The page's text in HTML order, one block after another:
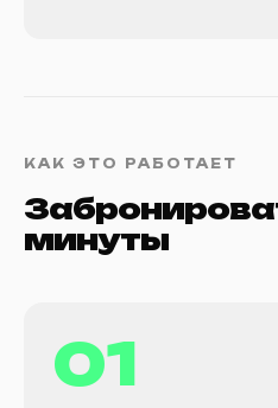
КАК ЭТО РАБОТАЕТ
минуты
01